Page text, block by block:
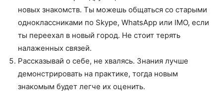
новых знакомств. Ты можешь общаться со старыми
одноклассниками по Skype, WhatsApp или IMO, если
ты переехал в новый город. Не стоит терять
налаженных связей.
Рассказывай о себе, не хвалясь. Знания лучше
демонстрировать на практике, тогда новым
знакомым будет легче их оценить.